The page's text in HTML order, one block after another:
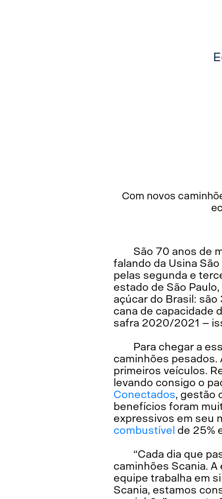
Com novos
São 70 anos de
falando da Usina
pelas segunda e
estado de São
açúcar do Brasil:
cana de capacidade
safra 2020/2021 –
Para chegar a
caminhões pesados.
primeiros veículos.
levando consigo o
Conectados, gestão
benefícios foram
expressivos em seu
combustível de 25%
“Cada dia que
caminhões Scania.
equipe trabalha em
Scania, estamos